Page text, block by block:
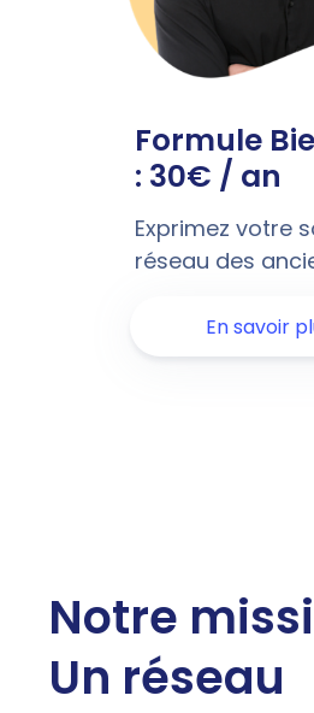
Formule
: 30€ / an
Exprimez votre
réseau des
En savoir
Notre
Un réseau